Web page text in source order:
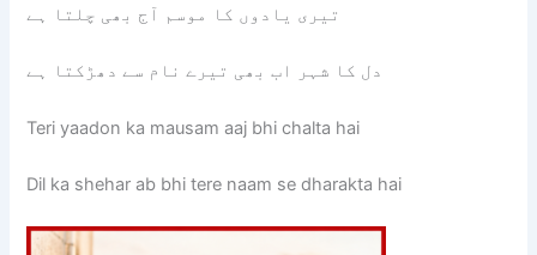
تیری یادوں کا موسم آج بھی چلتا ہے
دل کا شہر اب بھی تیرے نام سے دھڑکتا ہے
Teri yaadon ka mausam aaj bhi chalta hai
Dil ka shehar ab bhi tere naam se dharakta hai